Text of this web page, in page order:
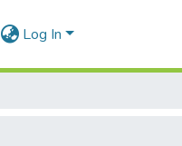
Log In